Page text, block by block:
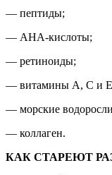
— пептиды;
— АНА-кислоты;
— ретиноиды;
— витамины А, С и
— морские
— коллаген.
КАК СТАРЕЮТ